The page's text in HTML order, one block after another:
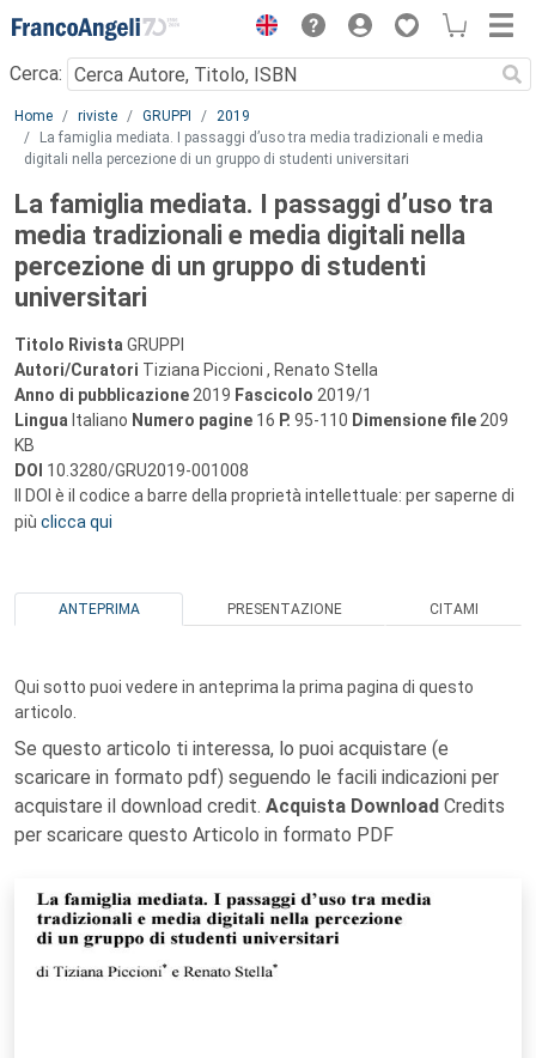
Menu
Cerca:
Main content
Home riviste GRUPPI
2019
La famiglia mediata. I passaggi d’uso tra media tradizionali e media
digitali nella percezione di un gruppo di studenti universitari
La famiglia mediata. I passaggi d’uso tra
media tradizionali e media digitali nella
percezione di un gruppo di studenti
universitari
Titolo Rivista GRUPPI
Autori/Curatori Tiziana Piccioni , Renato Stella
Anno di pubblicazione 2019 Fascicolo 2019/1
Lingua Italiano Numero pagine 16 P. 95-110 Dimensione file 209
KB
DOI 10.3280/GRU2019-001008
Il DOI è il codice a barre della proprietà intellettuale: per saperne di
più clicca qui
ANTEPRIMA PRESENTAZIONE CITAMI
Qui sotto puoi vedere in anteprima la prima pagina di questo
articolo.
Se questo articolo ti interessa, lo puoi acquistare (e
scaricare in formato pdf) seguendo le facili indicazioni per
acquistare il download credit. Acquista Download Credits
per scaricare questo Articolo in formato PDF